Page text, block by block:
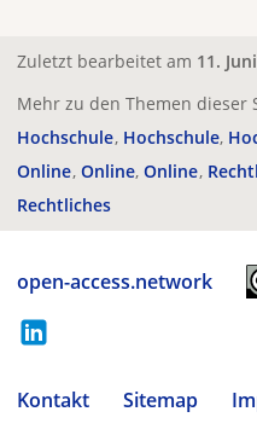
Zuletzt bearbeitet am 11.
Mehr zu den Themen dieser
Hochschule Hochschule
Online Online Online
Rechtliches
open-access.network
Kontakt Sitemap